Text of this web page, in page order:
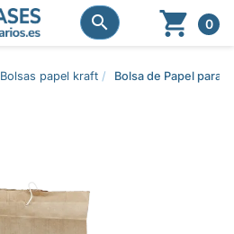

  0
Bolsas papel kraft Bolsa de Papel para